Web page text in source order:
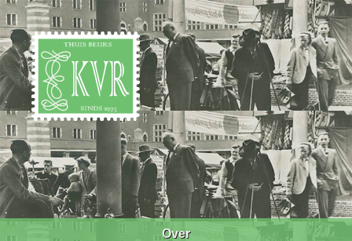
Over